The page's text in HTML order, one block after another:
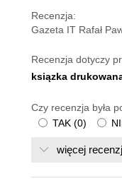
Recenzja:
Gazeta IT Rafał
Recenzja dotyczy
ksiązka
Czy recenzja była
TAK (0)
więcej